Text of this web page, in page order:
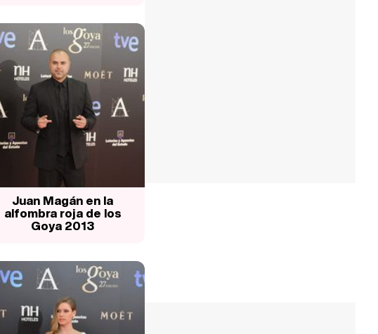
Juan Magán en la
alfombra roja de los
Goya 2013